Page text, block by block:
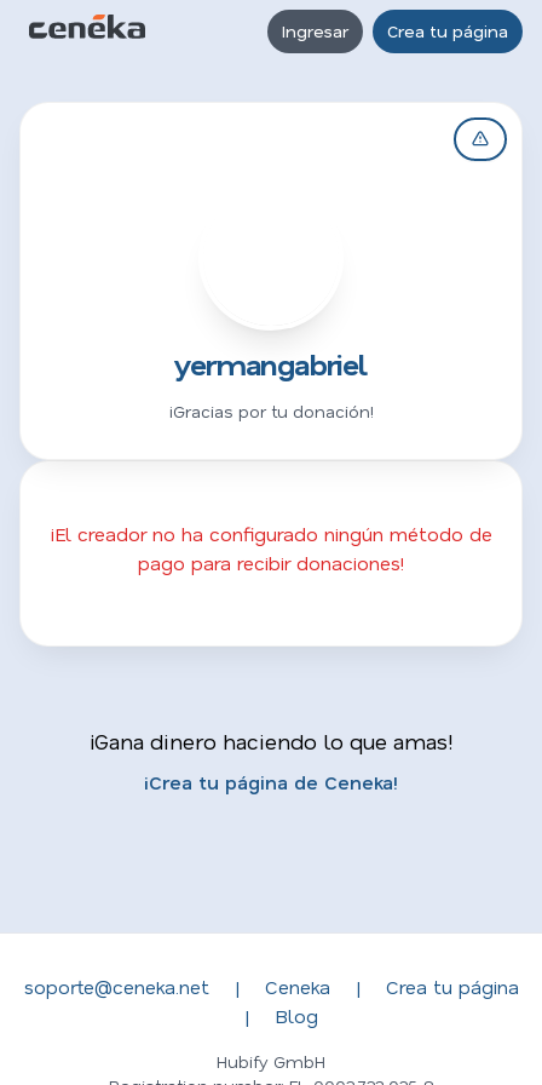
Ingresar Crea tu página
yermangabriel
¡Gracias por tu donación!
¡El creador no ha configurado ningún método de
pago para recibir donaciones!
¡Gana dinero haciendo lo que amas!
¡Crea tu página de Ceneka!
soporte@ceneka.net | Ceneka |
Crea tu página
|
Blog
Hubify GmbH